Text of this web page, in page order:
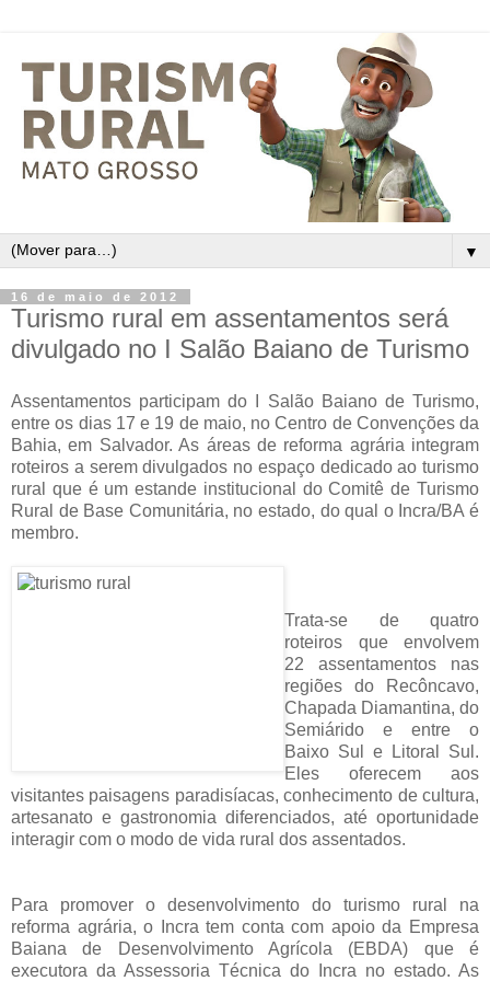
▼
16 de maio de 2012
Turismo rural em assentamentos será
divulgado no I Salão Baiano de Turismo
Assentamentos participam do I Salão Baiano de Turismo,
entre os dias 17 e 19 de maio, no Centro de Convenções da
Bahia, em Salvador. As áreas de reforma agrária integram
roteiros a serem divulgados no espaço dedicado ao turismo
rural que é um estande institucional do Comitê de Turismo
Rural de Base Comunitária, no estado, do qual o Incra/BA é
membro.
Trata-se de quatro
roteiros que envolvem
22 assentamentos nas
regiões do Recôncavo,
Chapada Diamantina, do
Semiárido e entre o
Baixo Sul e Litoral Sul.
Eles oferecem aos
visitantes paisagens paradisíacas, conhecimento de cultura,
artesanato e gastronomia diferenciados, até oportunidade
interagir com o modo de vida rural dos assentados.
Para promover o desenvolvimento do turismo rural na
reforma agrária, o Incra tem conta com apoio da Empresa
Baiana de Desenvolvimento Agrícola (EBDA) que é
executora da Assessoria Técnica do Incra no estado. As